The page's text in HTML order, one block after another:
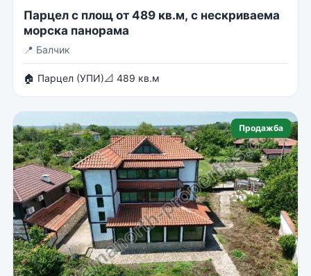
Парцел с площ от 489 кв.м, с нескриваема
морска панорама
📍 Балчик
🏠 Парцел (УПИ)📐 489 кв.м
Продажба